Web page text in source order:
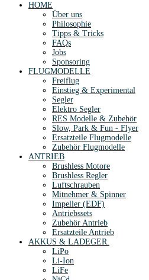
HOME
Über uns
Philosophie
Tipps & Tricks
FAQs
Jobs
Sponsoring
FLUGMODELLE
Freiflug
Einstieg & Experimental
Segler
Elektro Segler
RES Modelle & Zubehör
Slow, Park & Fun - Flyer
Ersatzteile Flugmodelle
Zubehör Flugmodelle
ANTRIEB
Brushless Motore
Brushless Regler
Luftschrauben
Mitnehmer & Spinner
Impeller (EDF)
Antriebssets
Zubehör Antrieb
Ersatzteile Antrieb
AKKUS & LADEGER.
LiPo
Li-Ion
LiFe